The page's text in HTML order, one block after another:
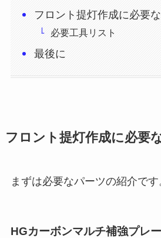
フロント提灯作成に必要
必要工具リスト
最後に
フロント提灯作成に必要
まずは必要なパーツの紹介です
HGカーボンマルチ補強プレ